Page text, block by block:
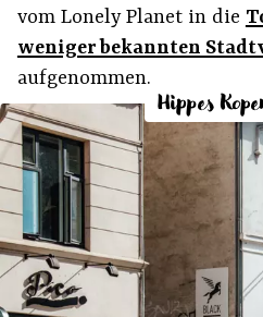
vom Lonely Planet in die
weniger bekannten
aufgenommen.
Hippes